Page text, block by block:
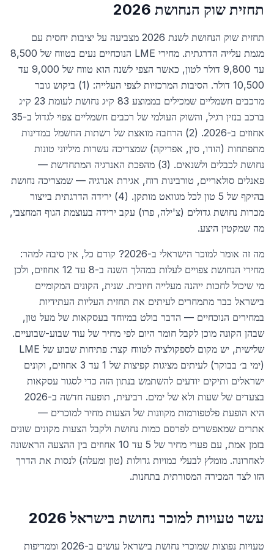
תחזית שוק הנחושת 2026
תחזית שוק הנחושת לשנת 2026 מצביעה על יציבות יחסית עם
מגמת עלייה הדרגתית. מחירי LME הנוכחיים נעים בטווח של 8,500
עד 9,800 דולר לטון, כאשר הצפי לשנה הוא טווח של 9,000 עד
10,500 דולר. הסיבות המרכזיות לצפי העלייה: (1) ביקוש גובר
מרכבים חשמליים שמכילים בממוצע 83 ק״ג נחושת לעומת 23 ק״ג
ברכב בנזין רגיל, והשוק העולמי של רכבים חשמליים צפוי לגדול ב-35
אחוזים ב-2026. (2) הרחבה מואצת של רשתות החשמל במדינות
מתפתחות (הודו, סין, אפריקה) שמצריכה עשרות מיליוני טונות
נחושת לכבלים ולשנאים. (3) מהפכת האנרגיה המתחדשת —
פאנלים סולאריים, טורבינות רוח, אגירת אנרגיה — שמצריכה נחושת
בהיקף של 5 טון לכל מגוואט מותקן. (4) ירידה הדרגתית בייצור
מכרות נחושת גדולים (צ'ילה, פרו) עקב ירידה בעוצמת הגוף המחצבי,
מה שמקטין היצע.
מה זה אומר למוכר הישראלי ב-2026? קודם כל, אין סיבה למהר:
מחירי הנחושת צפויים לעלות במהלך השנה ב-8 עד 12 אחוזים, ולכן
מי שיכול לחכות ייהנה מעלייה חיובית. שנית, הקונים המקומיים
בישראל כבר מתמחרים לעיתים את תחזית העליות העתידיות
במחירים הנוכחיים — הדבר בולט במיוחד בעסקאות של מעל טון,
שבהן הקונה מוכן לקבל חומר היום לפי מחיר של עוד שבוע-שבועיים.
שלישית, יש מקום לספקולציה לטווח קצר: פתיחות שבוע של LME
(ימי ב׳ בבוקר) לעיתים מציגות קפיצות של 1 עד 3 אחוזים, וקונים
ישראלים ותיקים יודעים להשתמש בנתון הזה כדי לסגור עסקאות
בצעדים של שעות ולא של ימים. רביעית, תופעה חדשה ב-2026
היא הופעת פלטפורמות מקוונות של הצעות מחיר למוכרים —
אתרים שמאפשרים לפרסם כמות נחושת ולקבל הצעות מקונים שונים
בזמן אמת, עם פערי מחיר של 5 עד 10 אחוזים בין ההצעה הראשונה
לאחרונה. מומלץ לבעלי כמויות גדולות (טון ומעלה) לנסות את הדרך
הזו לצד המכירה המסורתית בתחנות.
עשר טעויות למוכר נחושת בישראל 2026
טעויות נפוצות שמוכרי נחושת בישראל עושים ב-2026 וממדיפות